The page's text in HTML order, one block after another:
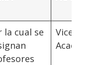
la cual se
Académica